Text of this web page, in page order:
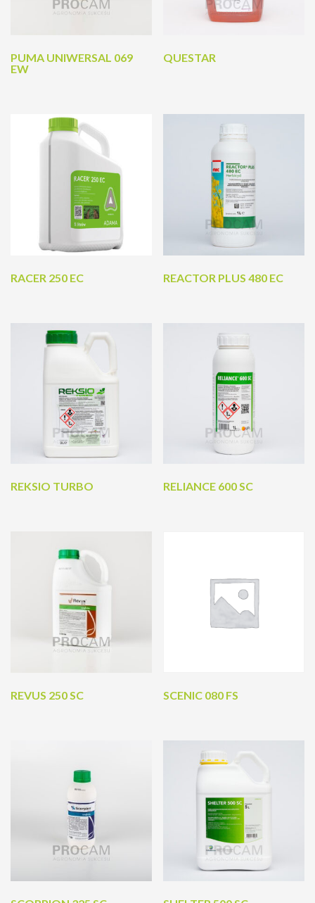
PUMA UNIWERSAL 069
EW
QUESTAR
RACER 250 EC REACTOR PLUS 480 EC
REKSIO TURBO RELIANCE 600 SC
REVUS 250 SC SCENIC 080 FS